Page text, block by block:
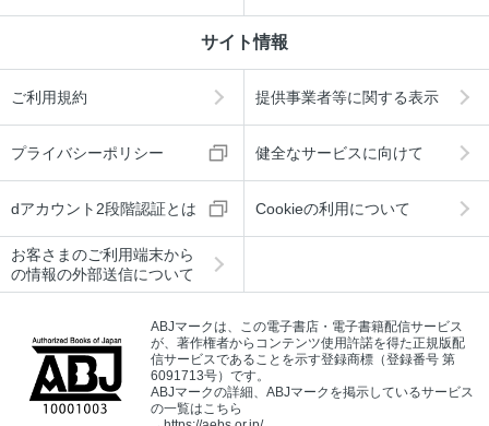
サイト情報
ご利用規約 提供事業者等に関する表示
プライバシーポリシー 健全なサービスに向けて
dアカウント2段階認証とは Cookieの利用について
お客さまのご利用端末から
の情報の外部送信について
ABJマークは、この電子書店・電子書籍配信サービス
が、著作権者からコンテンツ使用許諾を得た正規版配
信サービスであることを示す登録商標（登録番号 第
6091713号）です。
ABJマークの詳細、ABJマークを掲示しているサービス
の一覧はこちら